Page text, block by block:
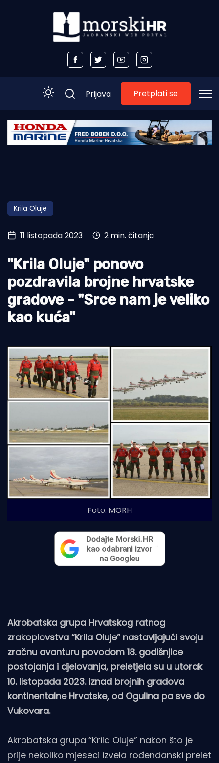
Početna
Obala
Otoci
Turizam i nautika
Pomorstvo
Ribolov
Ekologija
Tradicija i kultura
Prijava Pretplati se
Krila Oluje
11 listopada 2023 2 min. čitanja
"Krila Oluje" ponovo
pozdravila brojne hrvatske
gradove - "Srce nam je veliko
kao kuća"
Foto: MORH
Akrobatska grupa Hrvatskog ratnog
zrakoplovstva “Krila Oluje” nastavljajući svoju
zračnu avanturu povodom 18. godišnjice
postojanja i djelovanja, preletjela su u utorak
10. listopada 2023. iznad brojnih gradova
kontinentalne Hrvatske, od Ogulina pa sve do
Vukovara.
Akrobatska grupa “Krila Oluje” nakon što je
prije nekoliko mjeseci izvela rođendanski prelet